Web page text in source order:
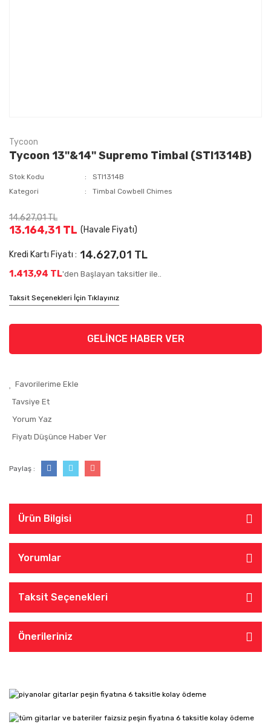
Tycoon
Tycoon 13''&14'' Supremo Timbal (STI1314B)
Stok Kodu
STI1314B
Kategori
Timbal Cowbell Chimes
14.627,01 TL
13.164,31 TL (Havale Fiyatı)
Kredi Kartı Fiyatı : 14.627,01 TL
1.413,94 TL'den Başlayan taksitler ile..
Taksit Seçenekleri İçin Tıklayınız
GELİNCE HABER VER
Tavsiye Et
Yorum Yaz
Fiyatı Düşünce Haber Ver
Paylaş :
Ürün Bilgisi
Yorumlar
Taksit Seçenekleri
Önerileriniz